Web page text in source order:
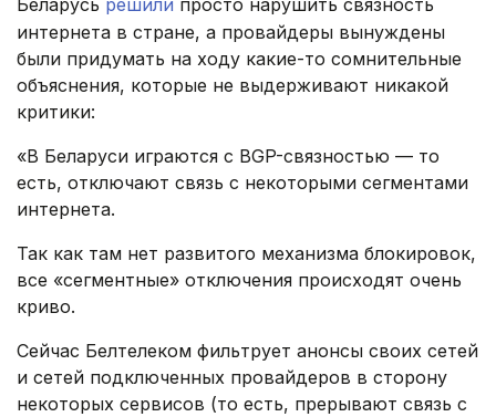
Беларусь решили просто нарушить связность
интернета в стране, а провайдеры вынуждены
были придумать на ходу какие-то сомнительные
объяснения, которые не выдерживают никакой
критики:
«В Беларуси играются с BGP-связностью — то
есть, отключают связь с некоторыми сегментами
интернета.
Так как там нет развитого механизма блокировок,
все «сегментные» отключения происходят очень
криво.
Сейчас Белтелеком фильтрует анонсы своих сетей
и сетей подключенных провайдеров в сторону
некоторых сервисов (то есть, прерывают связь с